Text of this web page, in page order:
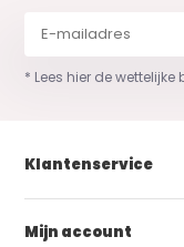
* Lees hier de wettelijke
Klantenservice
Mijn account